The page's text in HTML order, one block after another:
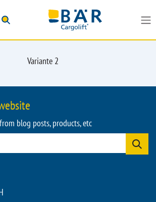
Variante 2
blog posts, products, etc